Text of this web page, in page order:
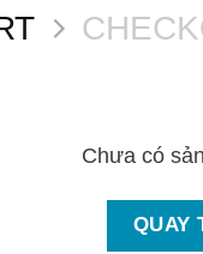
Chưa có
QUAY